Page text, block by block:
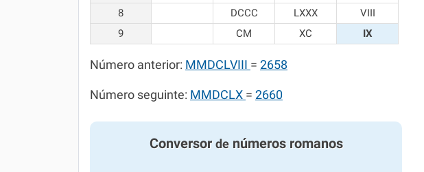
8
DCCC LXXX
VIII
9
CM XC IX
Número anterior: MMDCLVIII = 2658
Número seguinte: MMDCLX = 2660
Conversor denúmeros romanos